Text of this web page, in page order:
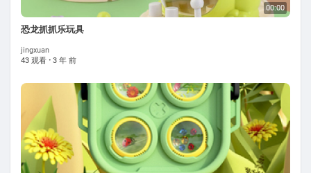
00:00
恐龙抓抓乐玩具
jingxuan
43 观看 · 3 年 前